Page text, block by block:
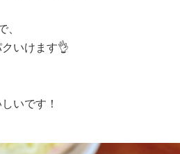
、
いけます👌
いです！